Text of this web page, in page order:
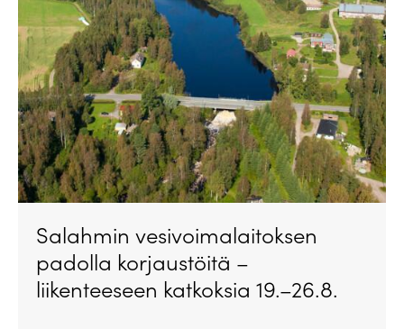
Salahmin vesivoimalaitoksen
padolla korjaustöitä –
liikenteeseen katkoksia 19.–26.8.